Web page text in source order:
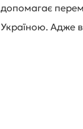
допомагає
Україною. Адже